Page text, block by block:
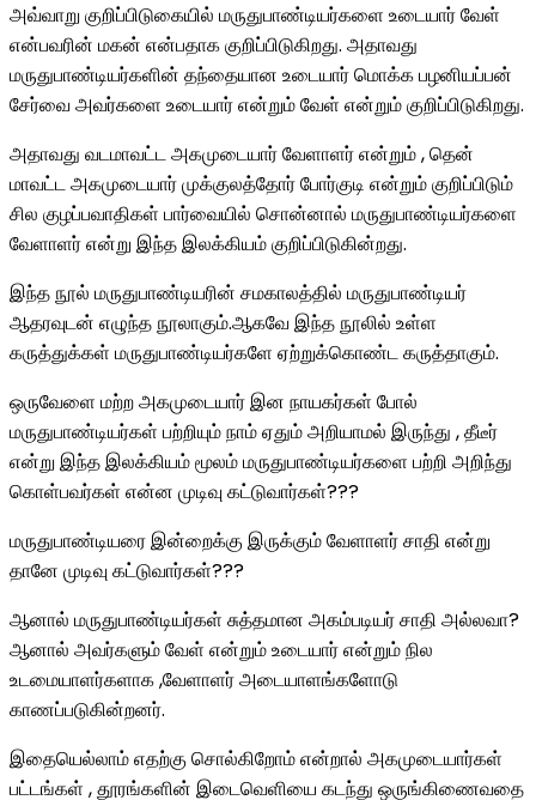
அவ்வாறு குறிப்பிடுகையில் மருதுபாண்டியர்களை உடையார் வேள்
என்பவரின் மகன் என்பதாக குறிப்பிடுகிறது. அதாவது
மருதுபாண்டியர்களின் தந்தையான உடையார் மொக்க பழனியப்பன்
சேர்வை அவர்களை உடையார் என்றும் வேள் என்றும் குறிப்பிடுகிறது.
அதாவது வடமாவட்ட அகமுடையார் வேளாளர் என்றும் , தென்
மாவட்ட அகமுடையார் முக்குலத்தோர் போர்குடி என்றும் குறிப்பிடும்
சில குழப்பவாதிகள் பார்வையில் சொன்னால் மருதுபாண்டியர்களை
வேளாளர் என்று இந்த இலக்கியம் குறிப்பிடுகின்றது.
இந்த நூல் மருதுபாண்டியரின் சமகாலத்தில் மருதுபாண்டியர்
ஆதரவுடன் எழுந்த நூலாகும்.ஆகவே இந்த நூலில் உள்ள
கருத்துக்கள் மருதுபாண்டியர்களே ஏற்றுக்கொண்ட கருத்தாகும்.
ஒருவேளை மற்ற அகமுடையார் இன நாயகர்கள் போல்
மருதுபாண்டியர்கள் பற்றியும் நாம் ஏதும் அறியாமல் இருந்து , தீடீர்
என்று இந்த இலக்கியம் மூலம் மருதுபாண்டியர்களை பற்றி அறிந்து
கொள்பவர்கள் என்ன முடிவு கட்டுவார்கள்???
மருதுபாண்டியரை இன்றைக்கு இருக்கும் வேளாளர் சாதி என்று
தானே முடிவு கட்டுவார்கள்???
ஆனால் மருதுபாண்டியர்கள் சுத்தமான அகம்படியர் சாதி அல்லவா?
ஆனால் அவர்களும் வேள் என்றும் உடையார் என்றும் நில
உடமையாளர்களாக ,வேளாளர் அடையாளங்களோடு
காணப்படுகின்றனர்.
இதையெல்லாம் எதற்கு சொல்கிறோம் என்றால் அகமுடையார்கள்
பட்டங்கள் , தூரங்களின் இடைவெளியை கடந்து ஒருங்கிணைவதை